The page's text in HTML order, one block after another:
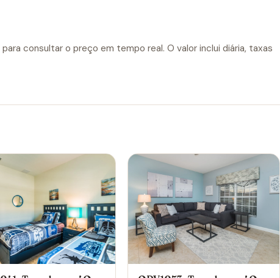
consultar o preço em tempo real. O valor inclui diária, taxas